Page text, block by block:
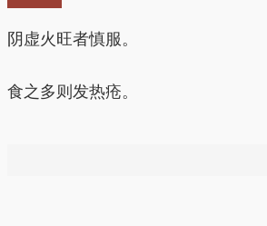
阴虚火旺者慎服。
食之多则发热疮。